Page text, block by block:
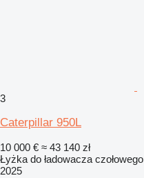
3
Caterpillar 950L
10 000 € ≈ 43 140 zł
Łyżka do ładowacza czołowego
2025